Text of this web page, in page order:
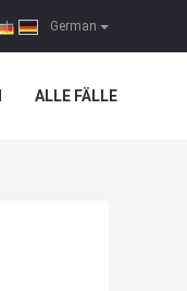
German
|
ALLE FÄLLE